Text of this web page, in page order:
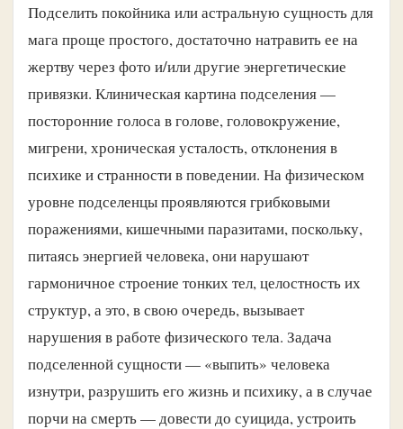
Подселить покойника или астральную сущность для
мага проще простого, достаточно натравить ее на
жертву через фото и/или другие энергетические
привязки. Клиническая картина подселения —
посторонние голоса в голове, головокружение,
мигрени, хроническая усталость, отклонения в
психике и странности в поведении. На физическом
уровне подселенцы проявляются грибковыми
поражениями, кишечными паразитами, поскольку,
питаясь энергией человека, они нарушают
гармоничное строение тонких тел, целостность их
структур, а это, в свою очередь, вызывает
нарушения в работе физического тела. Задача
подселенной сущности — «выпить» человека
изнутри, разрушить его жизнь и психику, а в случае
порчи на смерть — довести до суицида, устроить